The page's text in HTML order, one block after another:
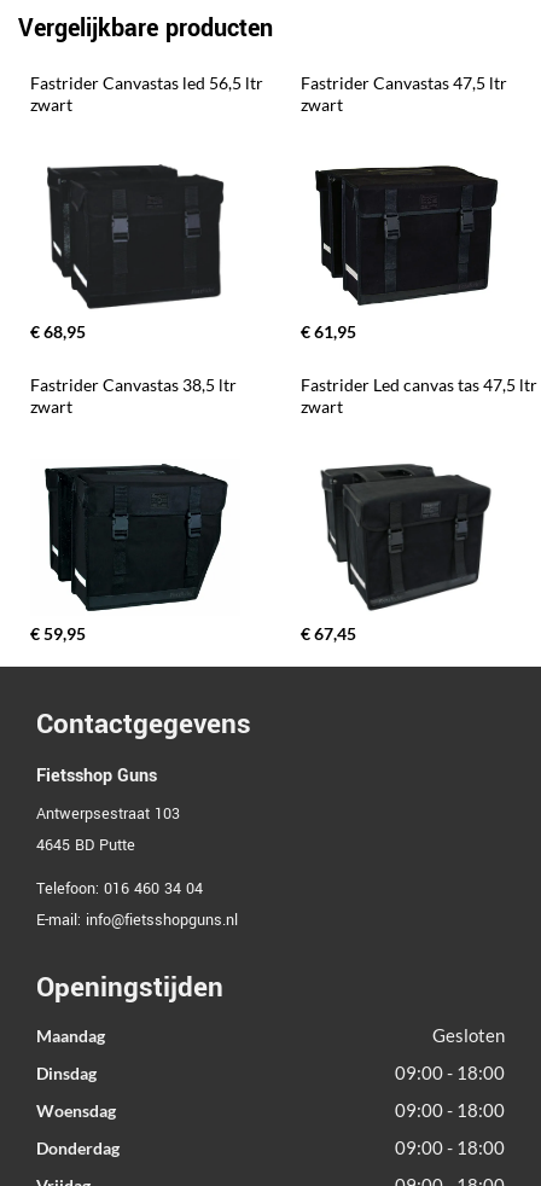
Vergelijkbare producten
Fastrider Canvastas led 56,5 ltr
zwart
€ 68,95
Fastrider Canvastas 47,5 ltr
zwart
€ 61,95
Fastrider Canvastas 38,5 ltr
zwart
€ 59,95
Fastrider Led canvas tas 47,5 ltr
zwart
€ 67,45
Contactgegevens
Fietsshop Guns
Antwerpsestraat 103
4645 BD Putte
Telefoon: 016 460 34 04
E-mail: info@fietsshopguns.nl
Openingstijden
Maandag Gesloten
Dinsdag 09:00 - 18:00
Woensdag 09:00 - 18:00
Donderdag 09:00 - 18:00